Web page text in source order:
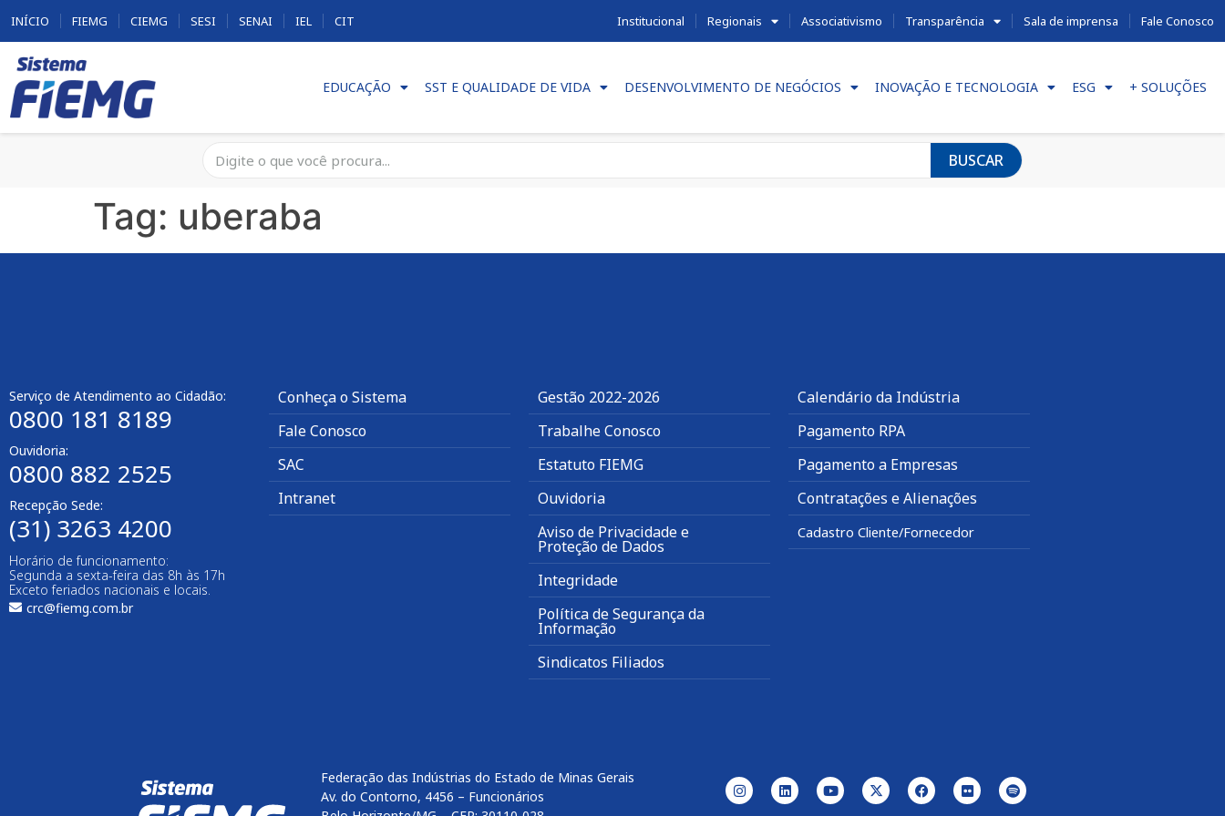
INÍCIO FIEMG CIEMG SESI SENAI IEL CIT Institucional Regionais Associativismo Transparência Sala de imprensa Fale Conosco
EDUCAÇÃO SST E QUALIDADE DE VIDA DESENVOLVIMENTO DE NEGÓCIOS INOVAÇÃO E TECNOLOGIA ESG + SOLUÇÕES
BUSCAR
Tag: uberaba
Serviço de Atendimento ao Cidadão:
0800 181 8189
Ouvidoria:
0800 882 2525​
Recepção Sede:
(31) 3263 4200
Horário de funcionamento:
Segunda a sexta-feira das 8h às 17h
Exceto feriados nacionais e locais.
crc@fiemg.com.br
Conheça o Sistema
Fale Conosco
SAC
Intranet
Gestão 2022-2026
Trabalhe Conosco
Estatuto FIEMG
Ouvidoria
Aviso de Privacidade e
Proteção de Dados
Integridade
Política de Segurança da
Informação
Sindicatos Filiados
Calendário da Indústria
Pagamento RPA
Pagamento a Empresas
Contratações e Alienações
Cadastro Cliente/Fornecedor
Federação das Indústrias do Estado de Minas Gerais
Av. do Contorno, 4456 – Funcionários